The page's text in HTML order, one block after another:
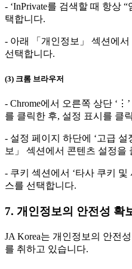
- ‘InPrivate를 검색할 때 항상
택합니다.
- 아래 「개인정보」 섹션에서
선택합니다.
(3) 크롬 브라우저
- Chrome에서 오른쪽 상단
를 클릭한 후, 설정 표시를 클
- 설정 페이지 하단에 ‘고급
보」 섹션에서 콘텐츠 설정을
- 쿠키 섹션에서 ‘타사 쿠키
스를 선택합니다.
7. 개인정보의 안전성 확
JA Korea는 개인정보의 안전
를 취하고 있습니다.